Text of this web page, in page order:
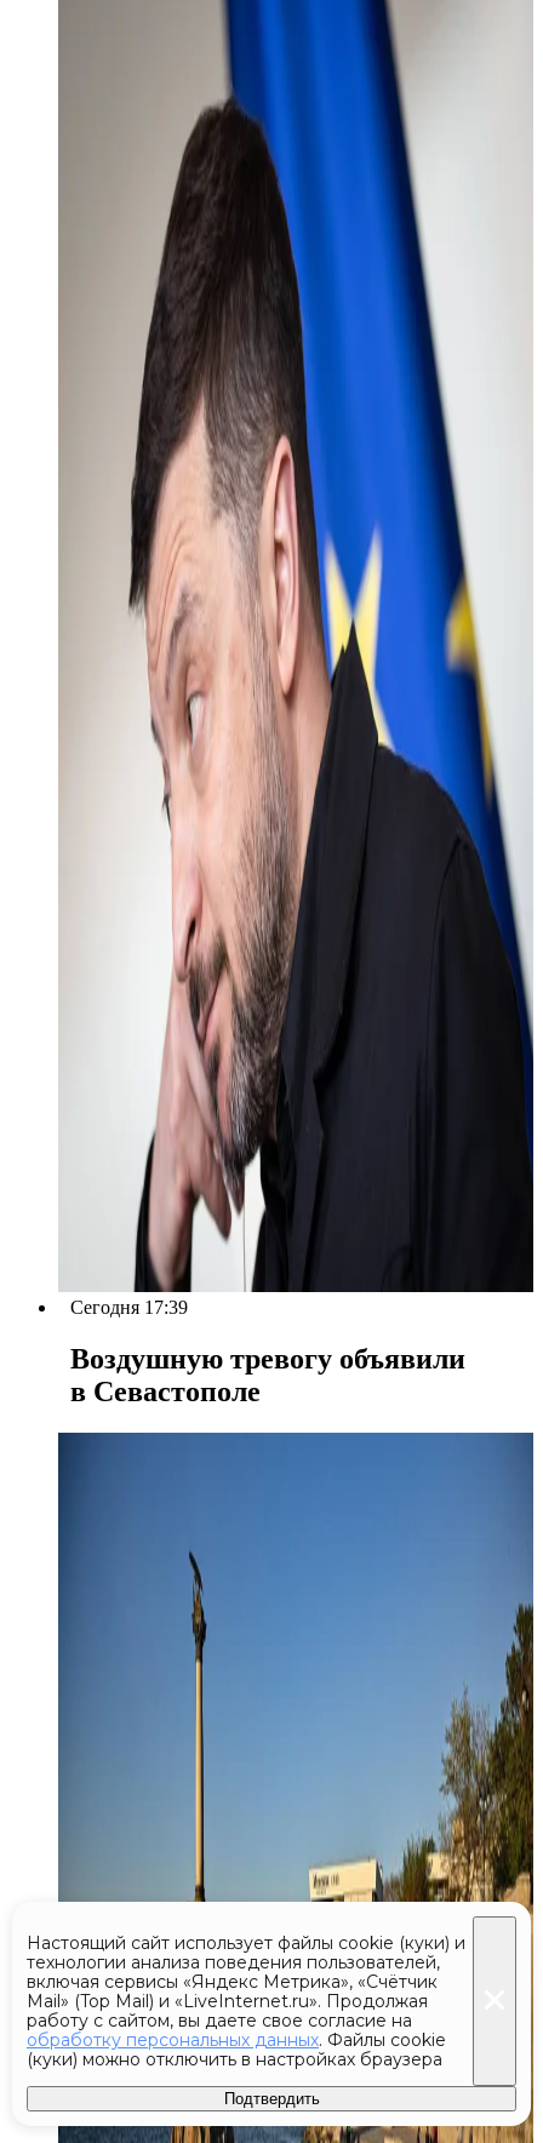
Сегодня 17:39
Воздушную тревогу объявили
в Севастополе
Настоящий сайт использует файлы cookie (куки) и
технологии анализа поведения пользователей,
включая сервисы «Яндекс Метрика», «Счётчик
Mail» (Top Mail) и «LiveInternet.ru». Продолжая
работу с сайтом, вы даете свое согласие на
обработку персональных данных. Файлы cookie
(куки) можно отключить в настройках браузера
Подтвердить